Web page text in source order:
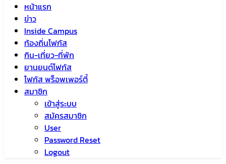
หน้าแรก
ข่าว
Inside Campus
ท้องถิ่นโฟกัส
กิน-เที่ยว-ที่พัก
ยานยนต์โฟกัส
โฟกัส พร็อพเพอร์ตี้
สมาชิก
เข้าสู่ระบบ
สมัครสมาชิก
User
Password Reset
Logout